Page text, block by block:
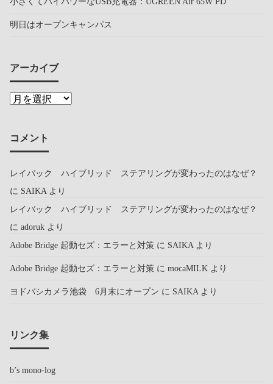
明日はオープンキャンパス
アーカイブ
コメント
レイバック ハイブリッド ステアリングが変わったのはなぜ？
に SAIKAより
レイバック ハイブリッド ステアリングが変わったのはなぜ？
に adoruk より
Adobe Bridge 起動セズ：エラーと対策 に SAIKAより
Adobe Bridge 起動セズ：エラーと対策 に mocaMILK より
ヨドバシカメラ池袋 6月末にオープン に SAIKAより
リンク集
b’s mono-log